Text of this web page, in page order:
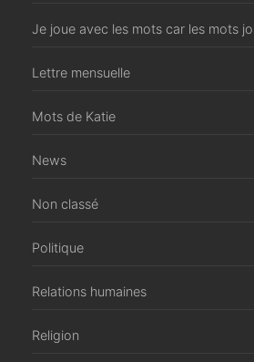
Je joue avec les mots car les mots
Lettre mensuelle
Mots de Katie
News
Non classé
Politique
Relations humaines
Religion